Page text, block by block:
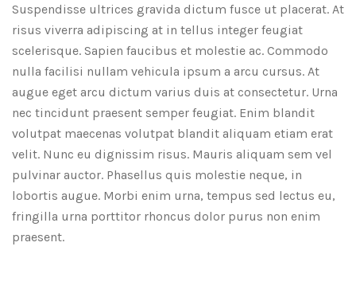
Suspendisse ultrices gravida dictum fusce ut placerat. At
risus viverra adipiscing at in tellus integer feugiat
scelerisque. Sapien faucibus et molestie ac. Commodo
nulla facilisi nullam vehicula ipsum a arcu cursus. At
augue eget arcu dictum varius duis at consectetur. Urna
nec tincidunt praesent semper feugiat. Enim blandit
volutpat maecenas volutpat blandit aliquam etiam erat
velit. Nunc eu dignissim risus. Mauris aliquam sem vel
pulvinar auctor. Phasellus quis molestie neque, in
lobortis augue. Morbi enim urna, tempus sed lectus eu,
fringilla urna porttitor rhoncus dolor purus non enim
praesent.